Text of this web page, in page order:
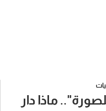
ماذا دار